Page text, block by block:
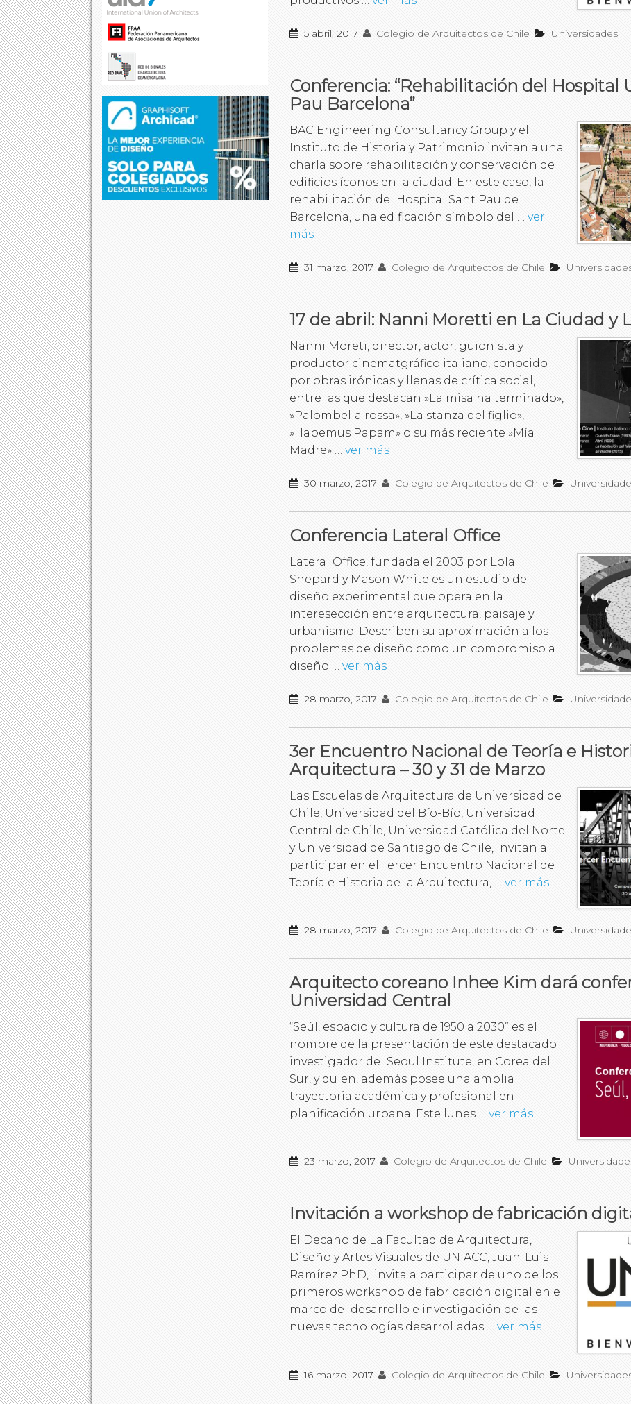
5 abril, 2017 Colegio de Arquitectos de Chile Universidades
Conferencia: “Rehabilitación del Hospital
Pau Barcelona”
BAC Engineering Consultancy Group y el
Instituto de Historia y Patrimonio invitan a una
charla sobre rehabilitación y conservación de
edificios íconos en la ciudad. En este caso, la
rehabilitación del Hospital Sant Pau de
Barcelona, una edificación símbolo del … ver
más
31 marzo, 2017 Colegio de Arquitectos de Chile
17 de abril: Nanni Moretti en La Ciudad y
Nanni Moreti, director, actor, guionista y
productor cinematgráfico italiano, conocido
por obras irónicas y llenas de crítica social,
entre las que destacan »La misa ha terminado»,
»Palombella rossa», »La stanza del figlio»,
»Habemus Papam» o su más reciente »Mía
Madre» … ver más
30 marzo, 2017 Colegio de Arquitectos de Chile
Conferencia Lateral Office
Lateral Office, fundada el 2003 por Lola
Shepard y Mason White es un estudio de
diseño experimental que opera en la
interesección entre arquitectura, paisaje y
urbanismo. Describen su aproximación a los
problemas de diseño como un compromiso al
diseño … ver más
28 marzo, 2017 Colegio de Arquitectos de Chile
3er Encuentro Nacional de Teoría e
Arquitectura – 30 y 31 de Marzo
Las Escuelas de Arquitectura de Universidad de
Chile, Universidad del Bío-Bío, Universidad
Central de Chile, Universidad Católica del Norte
y Universidad de Santiago de Chile, invitan a
participar en el Tercer Encuentro Nacional de
Teoría e Historia de la Arquitectura, … ver más
28 marzo, 2017 Colegio de Arquitectos de Chile
Arquitecto coreano Inhee Kim dará
Universidad Central
“Seúl, espacio y cultura de 1950 a 2030” es el
nombre de la presentación de este destacado
investigador del Seoul Institute, en Corea del
Sur, y quien, además posee una amplia
trayectoria académica y profesional en
planificación urbana. Este lunes … ver más
23 marzo, 2017 Colegio de Arquitectos de Chile
Invitación a workshop de fabricación
El Decano de La Facultad de Arquitectura,
Diseño y Artes Visuales de UNIACC, Juan-Luis
Ramírez PhD, invita a participar de uno de los
primeros workshop de fabricación digital en el
marco del desarrollo e investigación de las
nuevas tecnologías desarrolladas … ver más
16 marzo, 2017 Colegio de Arquitectos de Chile